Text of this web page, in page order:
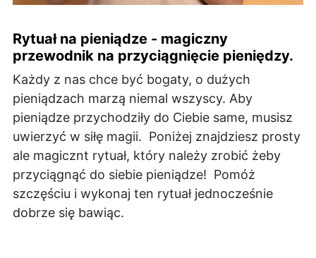
Rytuał na pieniądze - magiczny
przewodnik na przyciągnięcie pieniędzy.
Każdy z nas chce być bogaty, o dużych
pieniądzach marzą niemal wszyscy. Aby
pieniądze przychodziły do Ciebie same, musisz
uwierzyć w siłę magii. Poniżej znajdziesz prosty
ale magicznt rytuał, który należy zrobić żeby
przyciągnąć do siebie pieniądze! Pomóż
szczęściu i wykonaj ten rytuał jednocześnie
dobrze się bawiąc.